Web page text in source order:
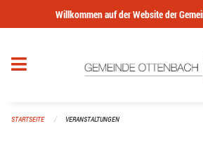
Navigation überspringen
Willkommen auf der Website der
STARTSEITE VERANSTALTUNGEN